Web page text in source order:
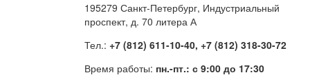
195279 Санкт-Петербург, Индустриальный
проспект, д. 70 литера А
Тел.: +7 (812) 611-10-40, +7 (812) 318-30-72
Время работы: пн.-пт.: с 9:00 до 17:30